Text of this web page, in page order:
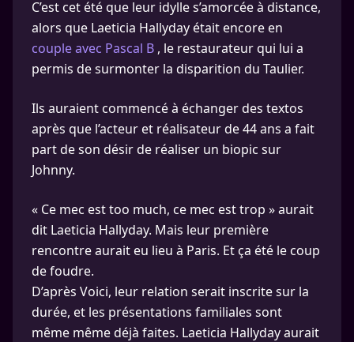
C’est cet été que leur idylle s’amorcée à distance,
alors que Laeticia Hallyday était encore en
couple avec Pascal B , le restaurateur qui lui a
permis de surmonter la disparition du Taulier.
Ils auraient commencé à échanger des textos
après que l’acteur et réalisateur de 44 ans a fait
part de son désir de réaliser un biopic sur
Johnny.
« Ce mec est too much, ce mec est trop » aurait
dit Laeticia Hallyday. Mais leur première
rencontre aurait eu lieu à Paris. Et ça été le coup
de foudre.
D’après Voici, leur relation serait inscrite sur la
durée, et les présentations familiales sont
même même déjà faites. Laeticia Hallyday aurait